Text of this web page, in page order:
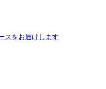
スをお届けします